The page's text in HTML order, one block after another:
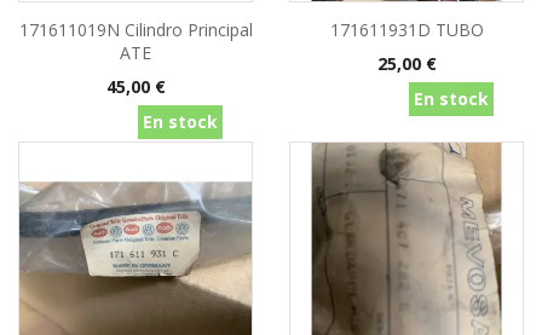
171611019N Cilindro Principal
ATE
En stock
Precio
45,00 €
171611931D TUBO
En stock
Precio
25,00 €